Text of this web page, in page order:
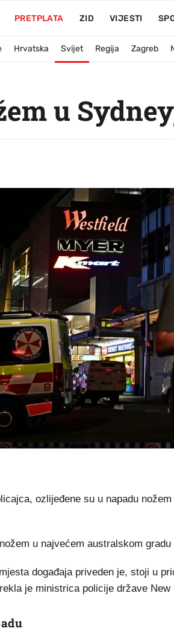
PRETPLATA ZID VIJESTI
Hrvatska Svijet Regija Zagreb
u
ozlijeđene su u napadu
u najvećem australskom gradu
događaja priveden je, stoji u
je ministrica policije države New